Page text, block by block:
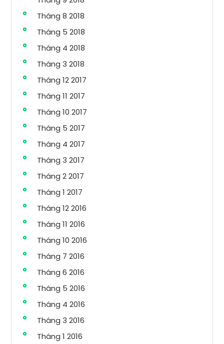
Tháng 8 2018
Tháng 5 2018
Tháng 4 2018
Tháng 3 2018
Tháng 12 2017
Tháng 11 2017
Tháng 10 2017
Tháng 5 2017
Tháng 4 2017
Tháng 3 2017
Tháng 2 2017
Tháng 1 2017
Tháng 12 2016
Tháng 11 2016
Tháng 10 2016
Tháng 7 2016
Tháng 6 2016
Tháng 5 2016
Tháng 4 2016
Tháng 3 2016
Tháng 1 2016